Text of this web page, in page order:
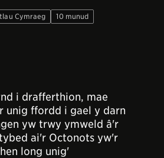
Cymraeg 10 munud
i drafferthion, mae
unig ffordd i gael y darn
yw trwy ymweld â'r
ai'r Octonots yw'r
long unig'